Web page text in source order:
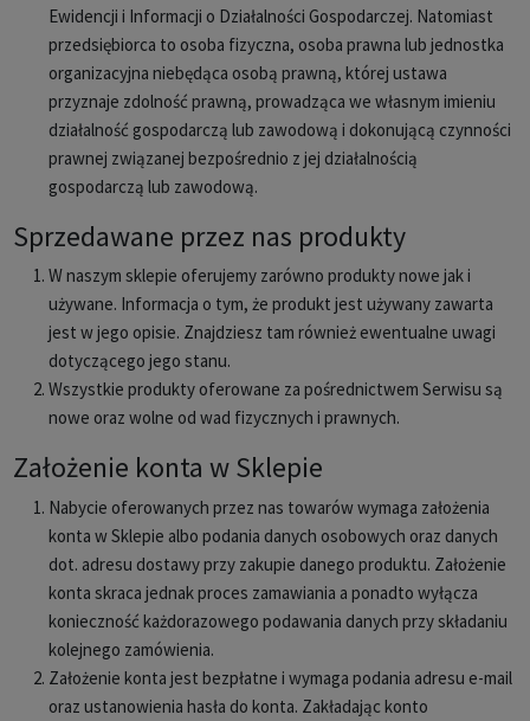
Ewidencji i Informacji o Działalności Gospodarczej. Natomiast
przedsiębiorca to osoba fizyczna, osoba prawna lub jednostka
organizacyjna niebędąca osobą prawną, której ustawa
przyznaje zdolność prawną, prowadząca we własnym imieniu
działalność gospodarczą lub zawodową i dokonującą czynności
prawnej związanej bezpośrednio z jej działalnością
gospodarczą lub zawodową.
Sprzedawane przez nas produkty
W naszym sklepie oferujemy zarówno produkty nowe jak i
używane. Informacja o tym, że produkt jest używany zawarta
jest w jego opisie. Znajdziesz tam również ewentualne uwagi
dotyczącego jego stanu.
Wszystkie produkty oferowane za pośrednictwem Serwisu są
nowe oraz wolne od wad fizycznych i prawnych.
Założenie konta w Sklepie
Nabycie oferowanych przez nas towarów wymaga założenia
konta w Sklepie albo podania danych osobowych oraz danych
dot. adresu dostawy przy zakupie danego produktu. Założenie
konta skraca jednak proces zamawiania a ponadto wyłącza
konieczność każdorazowego podawania danych przy składaniu
kolejnego zamówienia.
Założenie konta jest bezpłatne i wymaga podania adresu e-mail
oraz ustanowienia hasła do konta. Zakładając konto